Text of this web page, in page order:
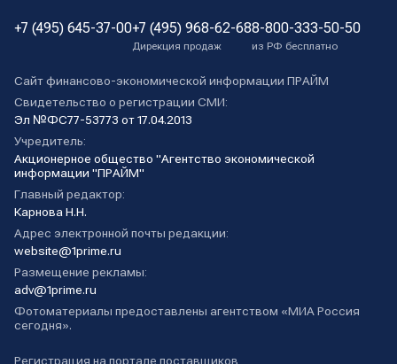
+7 (495) 645-37-00+7 (495) 968-62-68
Дирекция продаж
8-800-333-50-50
из РФ бесплатно
Сайт финансово-экономической информации ПРАЙМ
Свидетельство о регистрации СМИ:
Эл №ФС77-53773 от 17.04.2013
Учредитель:
Акционерное общество "Агентство экономической
информации "ПРАЙМ"
Главный редактор:
Карнова Н.Н.
Адрес электронной почты редакции:
website@1prime.ru
Размещение рекламы:
adv@1prime.ru
Фотоматериалы предоставлены агентством «МИА Россия
сегодня».
Регистрация на портале поставщиков